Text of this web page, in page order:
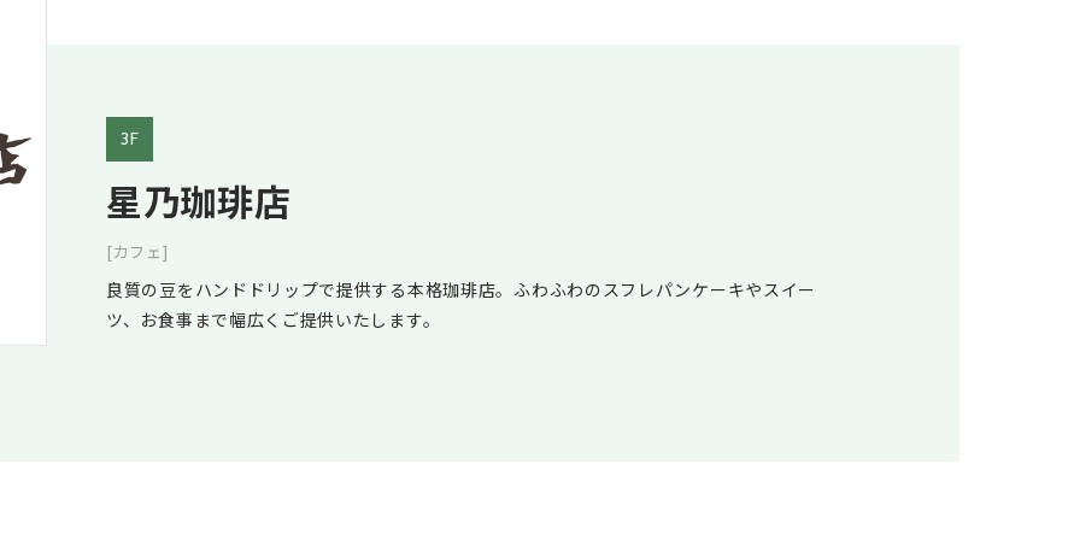
3F
星乃珈琲店
[カフェ]
良質の豆をハンドドリップで提供する本格珈琲店。ふわふわのスフレパンケーキやスイー
ツ、お食事まで幅広くご提供いたします。